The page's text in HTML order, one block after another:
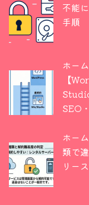
不能
手順
ホー
【
SEO
ホー
類で
リー